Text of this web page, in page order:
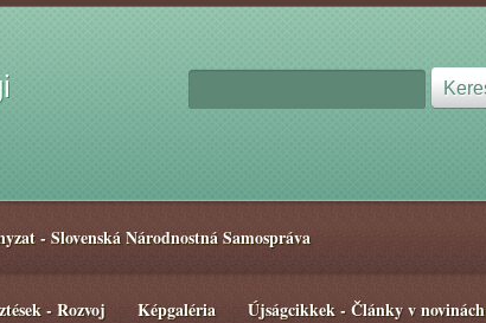
- Slovenská Národnostná Samospráva
- Rozvoj Képgaléria Újságcikkek - Články v novinách